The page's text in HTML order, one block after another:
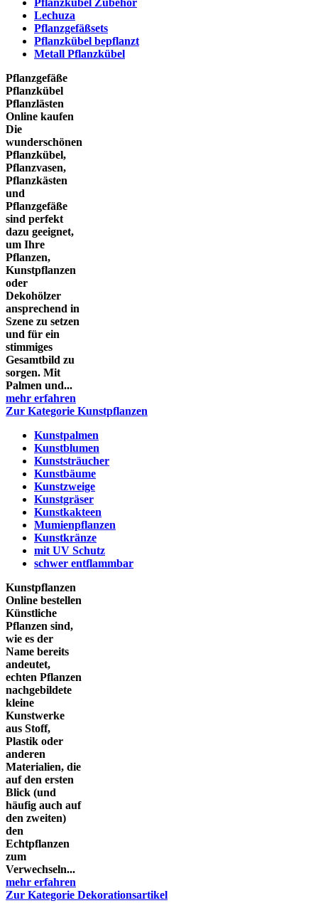
Pflanzkübel Zubehör
Lechuza
Pflanzgefäßsets
Pflanzkübel bepflanzt
Metall Pflanzkübel
Pflanzgefäße
Pflanzkübel
Pflanzlästen
Online kaufen
Die
wunderschönen
Pflanzkübel,
Pflanzvasen,
Pflanzkästen
und
Pflanzgefäße
sind perfekt
dazu geeignet,
um Ihre
Pflanzen,
Kunstpflanzen
oder
Dekohölzer
ansprechend in
Szene zu setzen
und für ein
stimmiges
Gesamtbild zu
sorgen. Mit
Palmen und...
mehr erfahren
Zur Kategorie Kunstpflanzen
Kunstpalmen
Kunstblumen
Kunststräucher
Kunstbäume
Kunstzweige
Kunstgräser
Kunstkakteen
Mumienpflanzen
Kunstkränze
mit UV Schutz
schwer entflammbar
Kunstpflanzen
Online bestellen
Künstliche
Pflanzen sind,
wie es der
Name bereits
andeutet,
echten Pflanzen
nachgebildete
kleine
Kunstwerke
aus Stoff,
Plastik oder
anderen
Materialien, die
auf den ersten
Blick (und
häufig auch auf
den zweiten)
den
Echtpflanzen
zum
Verwechseln...
mehr erfahren
Zur Kategorie Dekorationsartikel